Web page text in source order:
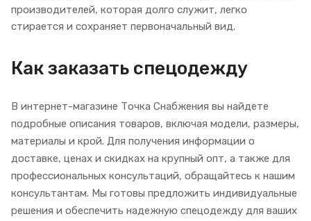
производителей, которая долго служит, легко
стирается и сохраняет первоначальный вид.
Как заказать спецодежду
В интернет-магазине Точка Снабжения вы найдете
подробные описания товаров, включая модели, размеры,
материалы и крой. Для получения информации о
доставке, ценах и скидках на крупный опт, а также для
профессиональных консультаций, обращайтесь к нашим
консультантам. Мы готовы предложить индивидуальные
решения и обеспечить надежную спецодежду для ваших